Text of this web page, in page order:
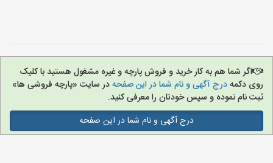
اگر شما هم به کار خرید و فروش پارچه و غیره مشغول هستید با کلیک
روی دکمهدرج آگهی و نام شما در این صفحهدر سایت «پارچه فروشی ها»
ثبت نام نموده و سپس خودتان را معرفی کنید.
درج آگهی و نام شما در این صفحه